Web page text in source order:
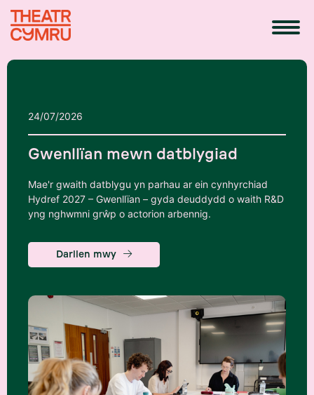
24/07/2026
Gwenllïan mewn datblygiad
Mae'r gwaith datblygu yn parhau ar ein cynhyrchiad
Hydref 2027 – Gwenllïan – gyda deuddydd o waith R&D
yng nghwmni grŵp o actorion arbennig.
Darllen mwy